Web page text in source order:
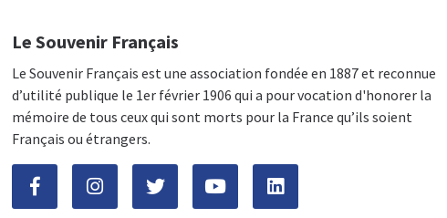
Le Souvenir Français
Le Souvenir Français est une association fondée en 1887 et reconnue
d’utilité publique le 1er février 1906 qui a pour vocation d'honorer la
mémoire de tous ceux qui sont morts pour la France qu’ils soient
Français ou étrangers.